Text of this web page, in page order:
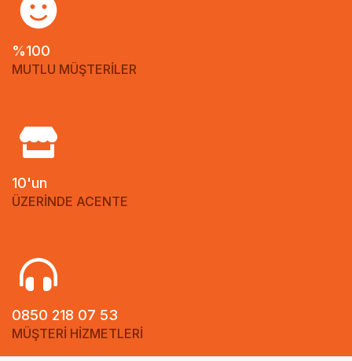
%100
MUTLU MÜŞTERİLER
10'un
ÜZERİNDE ACENTE
0850 218 07 53
MÜŞTERİ HİZMETLERİ